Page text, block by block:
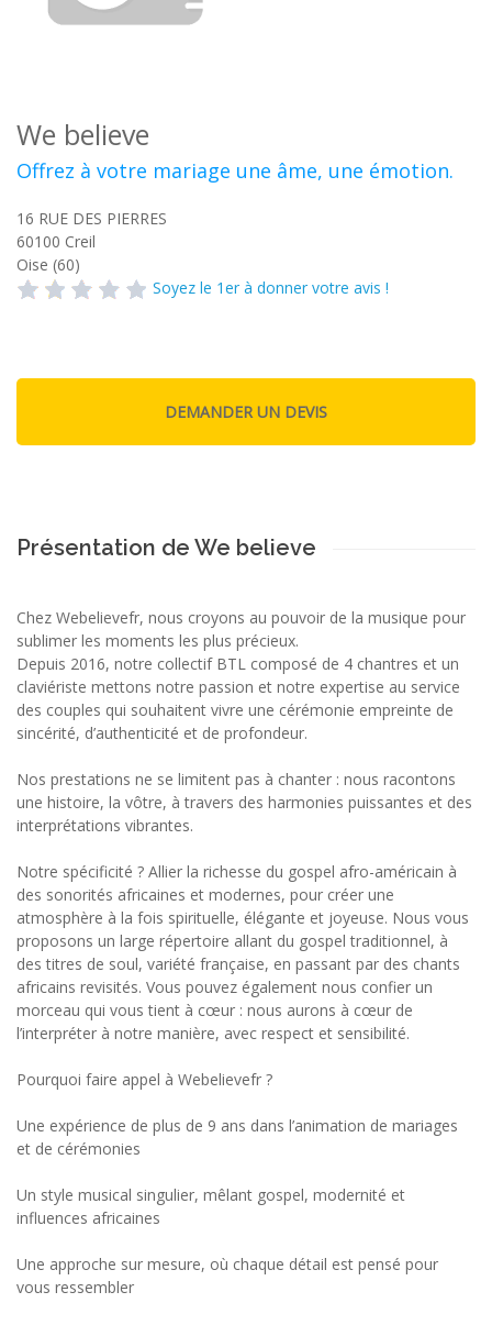
We believe
Offrez à votre mariage une âme, une émotion.
16 RUE DES PIERRES
60100 Creil
Oise (60)
Soyez le 1er à donner votre avis !
Présentation de We believe
Chez Webelievefr, nous croyons au pouvoir de la musique pour
sublimer les moments les plus précieux.
Depuis 2016, notre collectif BTL composé de 4 chantres et un
claviériste mettons notre passion et notre expertise au service
des couples qui souhaitent vivre une cérémonie empreinte de
sincérité, d’authenticité et de profondeur.
Nos prestations ne se limitent pas à chanter : nous racontons
une histoire, la vôtre, à travers des harmonies puissantes et des
interprétations vibrantes.
Notre spécificité ? Allier la richesse du gospel afro-américain à
des sonorités africaines et modernes, pour créer une
atmosphère à la fois spirituelle, élégante et joyeuse. Nous vous
proposons un large répertoire allant du gospel traditionnel, à
des titres de soul, variété française, en passant par des chants
africains revisités. Vous pouvez également nous confier un
morceau qui vous tient à cœur : nous aurons à cœur de
l’interpréter à notre manière, avec respect et sensibilité.
Pourquoi faire appel à Webelievefr ?
Une expérience de plus de 9 ans dans l’animation de mariages
et de cérémonies
Un style musical singulier, mêlant gospel, modernité et
influences africaines
Une approche sur mesure, où chaque détail est pensé pour
vous ressembler